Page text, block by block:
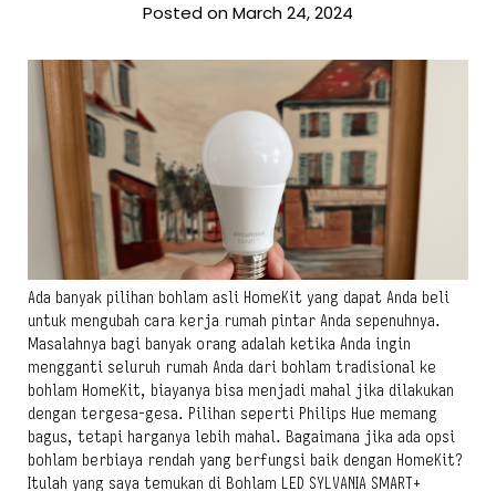
Posted on March 24, 2024
Ada banyak pilihan bohlam asli HomeKit yang dapat Anda beli
untuk mengubah cara kerja rumah pintar Anda sepenuhnya.
Masalahnya bagi banyak orang adalah ketika Anda ingin
mengganti seluruh rumah Anda dari bohlam tradisional ke
bohlam HomeKit, biayanya bisa menjadi mahal jika dilakukan
dengan tergesa-gesa. Pilihan seperti Philips Hue memang
bagus, tetapi harganya lebih mahal. Bagaimana jika ada opsi
bohlam berbiaya rendah yang berfungsi baik dengan HomeKit?
Itulah yang saya temukan di Bohlam LED SYLVANIA SMART+